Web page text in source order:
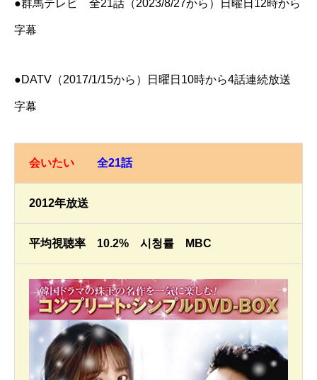
●群馬テレビ 全21話（2023/8/27から）日曜日12時から
字幕
●DATV（2017/1/15から）日曜日10時から4話連続放送
字幕
会いたい 全21話
2012年放送
平均視聴率 10.2% 시청률 MBC